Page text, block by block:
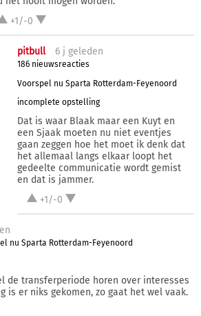
+1/-0
pitbull 6 j geleden
186 nieuwsreacties
Voorspel nu Sparta Rotterdam-Feyenoord
incomplete opstelling
Dat is waar Blaak maar een Kuyt en
een Sjaak moeten nu niet eventjes
gaan zeggen hoe het moet ik denk dat
het allemaal langs elkaar loopt het
gedeelte communicatie wordt gemist
en dat is jammer.
+1/-0
nu Sparta Rotterdam-Feyenoord
de transferperiode horen over interesses
is er niks gekomen, zo gaat het wel vaak.